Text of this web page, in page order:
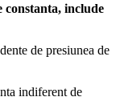
constanta, include
de presiunea de
indiferent de